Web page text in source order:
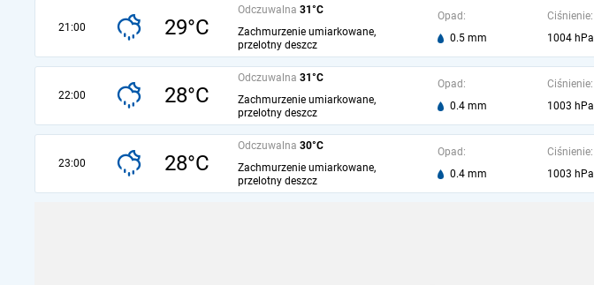
21:00 29°C
Odczuwalna 31°C
Zachmurzenie umiarkowane,
przelotny deszcz
Opad:
0.5 mm
Ciśnienie:
1004 hPa
22:00 28°C
Odczuwalna 31°C
Zachmurzenie umiarkowane,
przelotny deszcz
Opad:
0.4 mm
Ciśnienie:
1003 hPa
23:00 28°C
Odczuwalna 30°C
Zachmurzenie umiarkowane,
przelotny deszcz
Opad:
0.4 mm
Ciśnienie:
1003 hPa